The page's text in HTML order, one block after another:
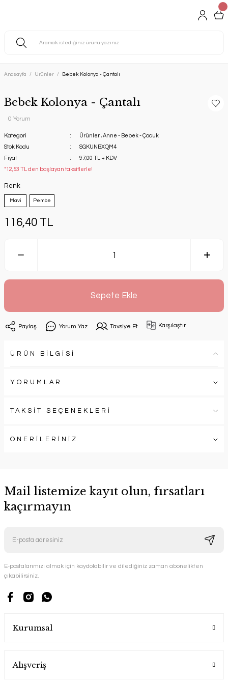
Anasayfa Ürünler Bebek Kolonya - Çantalı
Bebek Kolonya - Çantalı
0 Yorum
Kategori Ürünler ,Anne - Bebek - Çocuk
Stok Kodu
SGKUNBXQM4
Fiyat
97,00 TL + KDV
*12,53 TL den başlayan taksitlerle!
Renk
Mavi Pembe
116,40 TL
Sepete Ekle
Paylaş Yorum Yaz Tavsiye Et Karşılaştır
ÜRÜN BİLGİSİ
YORUMLAR
TAKSİT SEÇENEKLERİ
ÖNERİLERİNİZ
Mail listemize kayıt olun, fırsatları
kaçırmayın
E-postalarımızı almak için kaydolabilir ve dilediğiniz zaman abonelikten
çıkabilirsiniz.
Kurumsal
Alışveriş